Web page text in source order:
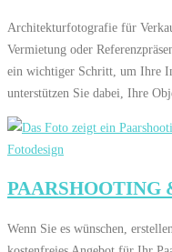
Architekturfotografie für
Vermietung oder
ein wichtiger Schritt, um Ihre
unterstützen Sie dabei, Ihre
Fotodesign
PAARSHOOTING
Wenn Sie es wünschen,